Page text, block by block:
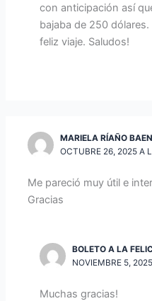
con anticipación así
bajaba de 250
feliz viaje. Saludos!
MARIELA RÍAÑO
OCTUBRE 26, 2025 A
Me pareció muy útil e
Gracias
BOLETO A LA
NOVIEMBRE 5,
Muchas gracias!